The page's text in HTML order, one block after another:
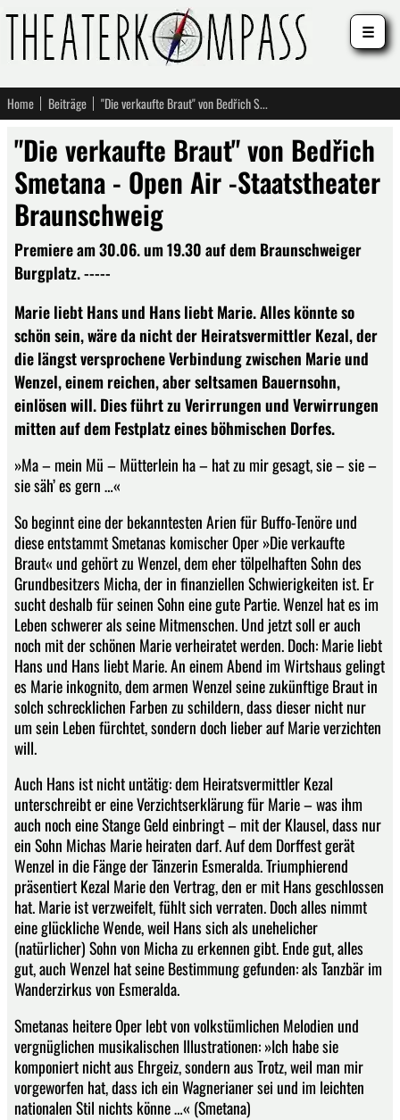
Home Beiträge "Die verkaufte Braut" von Bedřich Smetana - Open Air -Staatstheater Braunschweig
"Die verkaufte Braut" von Bedřich
Smetana - Open Air -Staatstheater
Braunschweig
Premiere am 30.06. um 19.30 auf dem Braunschweiger
Burgplatz. -----
Marie liebt Hans und Hans liebt Marie. Alles könnte so
schön sein, wäre da nicht der Heiratsvermittler Kezal, der
die längst versprochene Verbindung zwischen Marie und
Wenzel, einem reichen, aber seltsamen Bauernsohn,
einlösen will. Dies führt zu Verirrungen und Verwirrungen
mitten auf dem Festplatz eines böhmischen Dorfes.
»Ma – mein Mü – Mütterlein ha – hat zu mir gesagt, sie – sie –
sie säh’ es gern …«
So beginnt eine der bekanntesten Arien für Buffo-Tenöre und
diese entstammt Smetanas komischer Oper »Die verkaufte
Braut« und gehört zu Wenzel, dem eher tölpelhaften Sohn des
Grundbesitzers Micha, der in finanziellen Schwierigkeiten ist. Er
sucht deshalb für seinen Sohn eine gute Partie. Wenzel hat es im
Leben schwerer als seine Mitmenschen. Und jetzt soll er auch
noch mit der schönen Marie verheiratet werden. Doch: Marie liebt
Hans und Hans liebt Marie. An einem Abend im Wirtshaus gelingt
es Marie inkognito, dem armen Wenzel seine zukünftige Braut in
solch schrecklichen Farben zu schildern, dass dieser nicht nur
um sein Leben fürchtet, sondern doch lieber auf Marie verzichten
will.
Auch Hans ist nicht untätig: dem Heiratsvermittler Kezal
unterschreibt er eine Verzichtserklärung für Marie – was ihm
auch noch eine Stange Geld einbringt – mit der Klausel, dass nur
ein Sohn Michas Marie heiraten darf. Auf dem Dorffest gerät
Wenzel in die Fänge der Tänzerin Esmeralda. Triumphierend
präsentiert Kezal Marie den Vertrag, den er mit Hans geschlossen
hat. Marie ist verzweifelt, fühlt sich verraten. Doch alles nimmt
eine glückliche Wende, weil Hans sich als unehelicher
(natürlicher) Sohn von Micha zu erkennen gibt. Ende gut, alles
gut, auch Wenzel hat seine Bestimmung gefunden: als Tanzbär im
Wanderzirkus von Esmeralda.
Smetanas heitere Oper lebt von volkstümlichen Melodien und
vergnüglichen musikalischen Illustrationen: »Ich habe sie
komponiert nicht aus Ehrgeiz, sondern aus Trotz, weil man mir
vorgeworfen hat, dass ich ein Wagnerianer sei und im leichten
nationalen Stil nichts könne …« (Smetana)
☰